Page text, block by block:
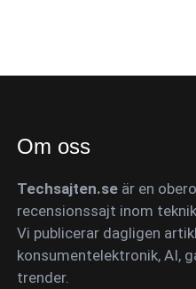
Om oss
Techsajten.se är en
recensionssajt inom teknik.
Vi publicerar dagligen
konsumentelektronik, AI,
trender.